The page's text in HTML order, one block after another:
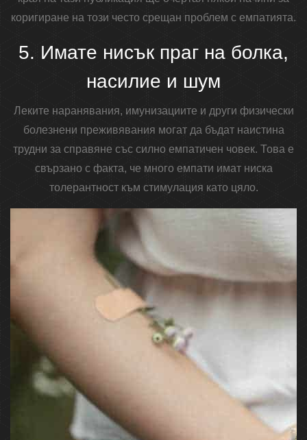
коригиране на този често срещан проблем с емпатията.
5. Имате нисък праг на болка,
насилие и шум
Леките наранявания, имунизациите и други физически
болезнени преживявания могат да бъдат наистина
трудни за справяне със силно емпатичен човек. Това е
свързано с факта, че много емпати имат ниска
толерантност към стимулация като цяло.